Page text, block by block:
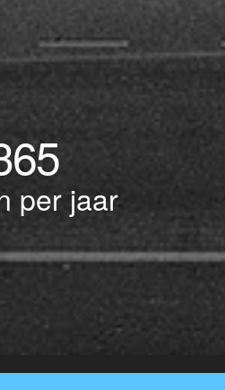
per jaar